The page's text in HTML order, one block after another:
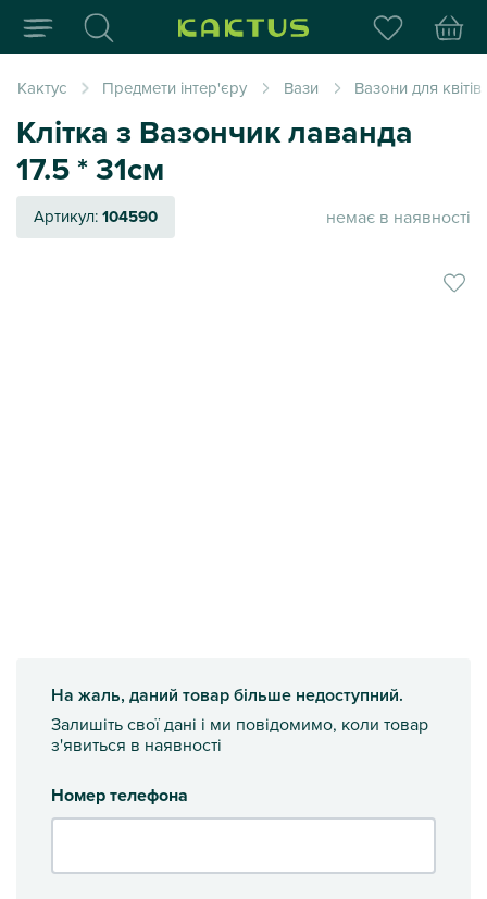
Інтернет-магазин
Кактус Предмети інтер'єру Вази Вазони для квітів
Клітка з Вазончик лаванда
17.5 * 31см
Артикул:104590 немає в наявності
На жаль, даний товар більше недоступний.
Залишіть свої дані і ми повідомимо, коли товар
з'явиться в наявності
Номер телефона